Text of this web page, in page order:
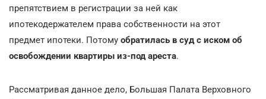
препятствием в регистрации за ней как
ипотекодержателем права собственности на этот
предмет ипотеки. Потому обратилась в суд с иском об
освобождении квартиры из-под ареста.
Рассматривая данное дело, Большая Палата Верховного